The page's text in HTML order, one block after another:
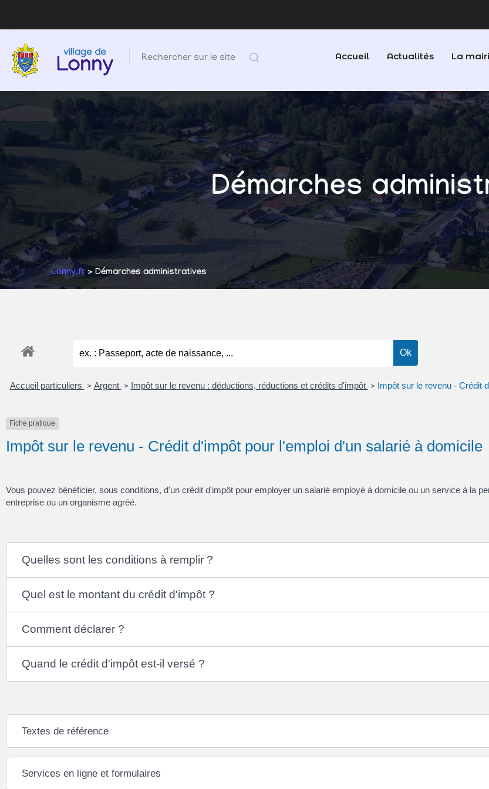
Rechercher sur le site Accueil Actualités La
Démarches
Lonny.fr > Démarches administratives
Accueil particuliers > Argent > Impôt sur le revenu : déductions, réductions et crédits d'impôt > Impôt sur le revenu - Crédit
Fiche pratique
Impôt sur le revenu - Crédit d'impôt pour l'emploi d'un salarié à domicile
Vous pouvez bénéficier, sous conditions, d'un crédit d'impôt pour employer un salarié employé à domicile ou un service à la
entreprise ou un organisme agréé.
Quelles sont les conditions à remplir ?
Quel est le montant du crédit d'impôt ?
Comment déclarer ?
Quand le crédit d'impôt est-il versé ?
Textes de référence
Services en ligne et formulaires